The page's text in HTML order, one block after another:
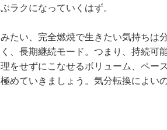
ラクになっていくはず。
たい、完全燃焼で生きたい気持ちは
、長期継続モード。つまり、持続可
をせずにこなせるボリューム、ペー
めていきましょう。気分転換によい